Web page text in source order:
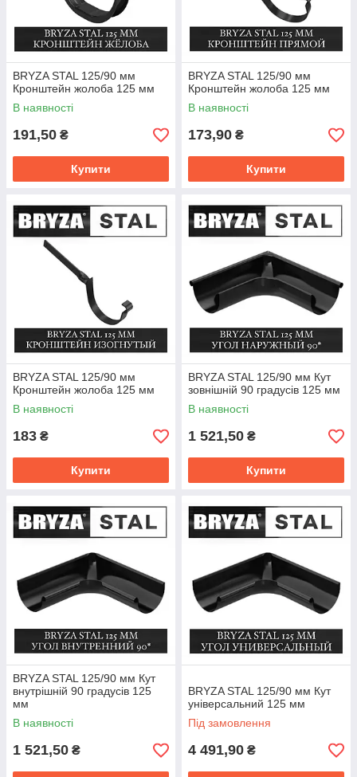
BRYZA STAL 125/90 мм
Кронштейн жолоба 125 мм
В наявності
191,50 ₴
Купити
BRYZA STAL 125/90 мм
Кронштейн жолоба 125 мм
В наявності
173,90 ₴
Купити
BRYZA STAL 125/90 мм
Кронштейн жолоба 125 мм
В наявності
183 ₴
Купити
BRYZA STAL 125/90 мм Кут
зовнішній 90 градусів 125 мм
В наявності
1 521,50 ₴
Купити
BRYZA STAL 125/90 мм Кут
внутрішній 90 градусів 125
мм
В наявності
1 521,50 ₴
BRYZA STAL 125/90 мм Кут
універсальний 125 мм
Під замовлення
4 491,90 ₴